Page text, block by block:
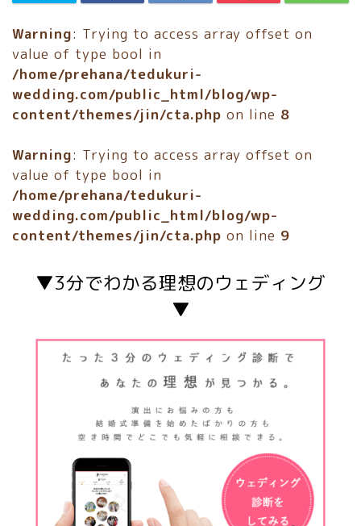
Warning: Trying to access array offset on
value of type bool in
/home/prehana/tedukuri-
wedding.com/public_html/blog/wp-
content/themes/jin/cta.php on line 8
Warning: Trying to access array offset on
value of type bool in
/home/prehana/tedukuri-
wedding.com/public_html/blog/wp-
content/themes/jin/cta.php on line 9
▼3分でわかる理想のウェディング
▼